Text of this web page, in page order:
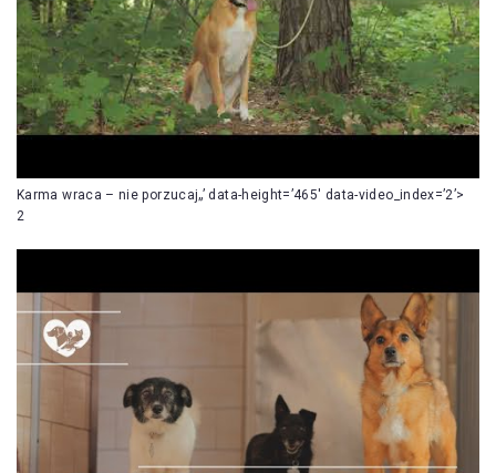
Karma wraca – nie porzucaj„’ data-height=’465′ data-video_index=’2’>
2